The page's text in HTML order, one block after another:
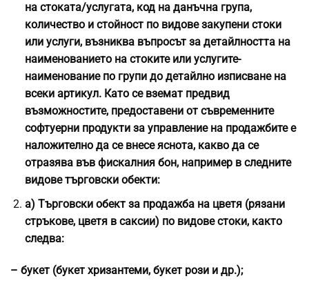
на стоката/услугата, код на данъчна група,
количество и стойност по видове закупени стоки
или услуги, възниква въпросът за детайлността на
наименованието на стоките или услугите-
наименование по групи до детайлно изписване на
всеки артикул. Като се вземат предвид
възможностите, предоставени от съвременните
софтуерни продукти за управление на продажбите е
наложително да се внесе яснота, какво да се
отразява във фискалния бон, например в следните
видове търговски обекти:
a) Търговски обект за продажба на цветя (рязани
стръкове, цветя в саксии) по видове стоки, както
следва:
– букет (букет хризантеми, букет рози и др.);